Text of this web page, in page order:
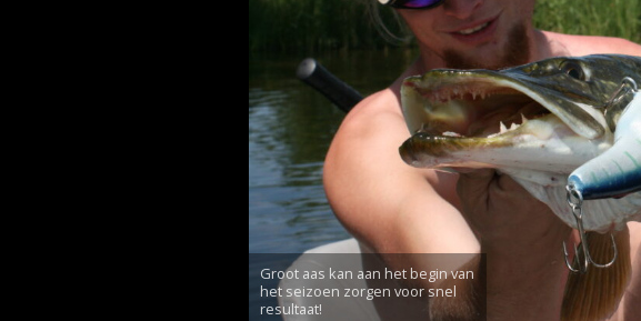
Groot aas kan aan het begin van
het seizoen zorgen voor snel
resultaat!